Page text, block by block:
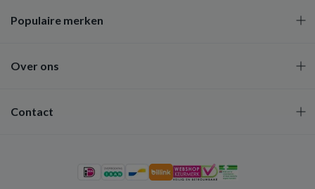
Populaire merken
Over ons
Contact